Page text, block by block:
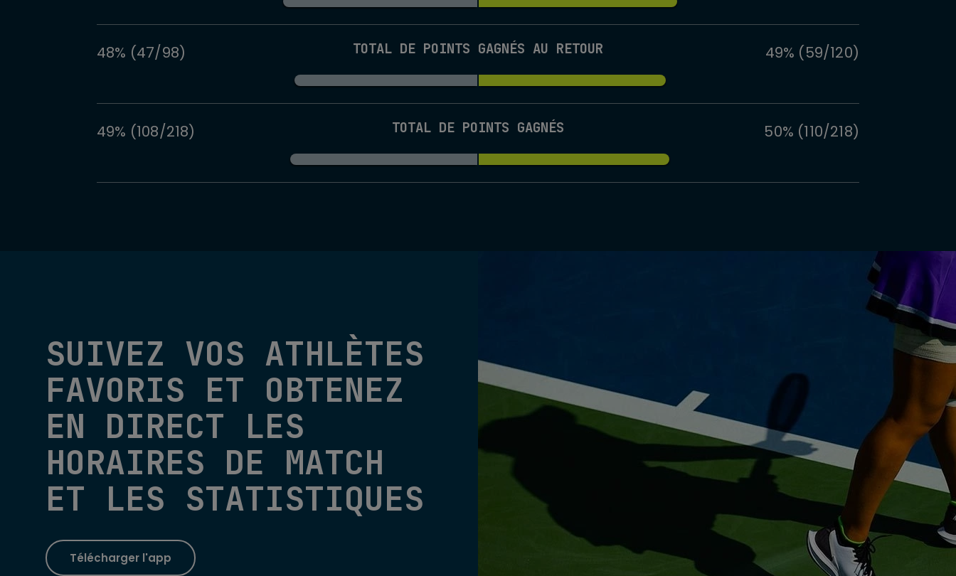
TOTAL DE POINTS GAGNÉS AU RETOUR
48% (47/98) 49% (59/120)
TOTAL DE POINTS GAGNÉS
49% (108/218) 50% (110/218)
SUIVEZ VOS ATHLÈTES
FAVORIS ET OBTENEZ
EN DIRECT LES
HORAIRES DE MATCH
ET LES STATISTIQUES
Télécharger l'app